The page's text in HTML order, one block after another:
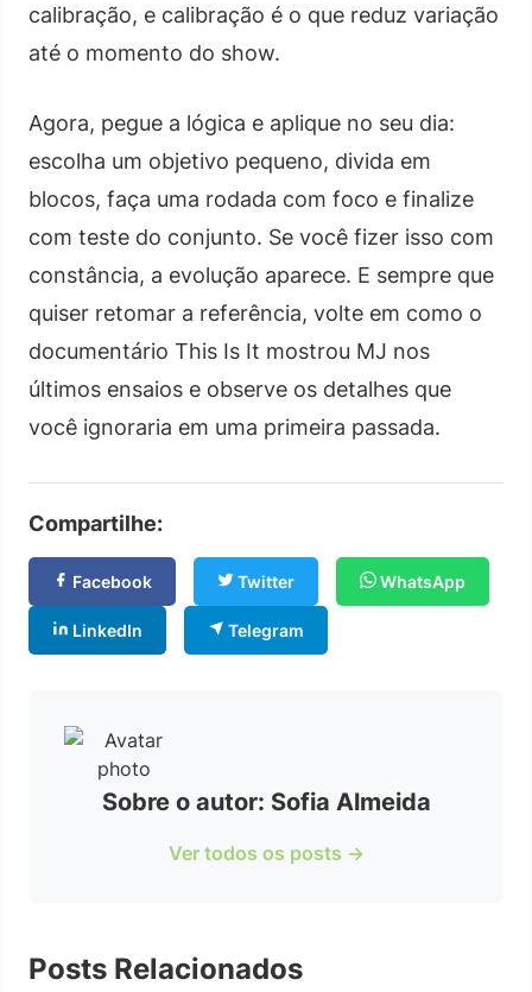
calibração, e calibração é o que reduz variação
até o momento do show.
Agora, pegue a lógica e aplique no seu dia:
escolha um objetivo pequeno, divida em
blocos, faça uma rodada com foco e finalize
com teste do conjunto. Se você fizer isso com
constância, a evolução aparece. E sempre que
quiser retomar a referência, volte em como o
documentário This Is It mostrou MJ nos
últimos ensaios e observe os detalhes que
você ignoraria em uma primeira passada.
Compartilhe:
Facebook Twitter WhatsApp
LinkedIn Telegram
Sobre o autor: Sofia Almeida
Ver todos os posts →
Posts Relacionados